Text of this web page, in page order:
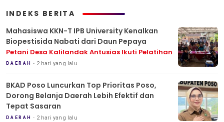
INDEKS BERITA
Mahasiswa KKN-T IPB University Kenalkan
Biopestisida Nabati dari Daun Pepaya
Petani Desa Kalilandak Antusias Ikuti Pelatihan
DAERAH 2 hari yang lalu
BKAD Poso Luncurkan Top Prioritas Poso,
Dorong Belanja Daerah Lebih Efektif dan
Tepat Sasaran
DAERAH 2 hari yang lalu